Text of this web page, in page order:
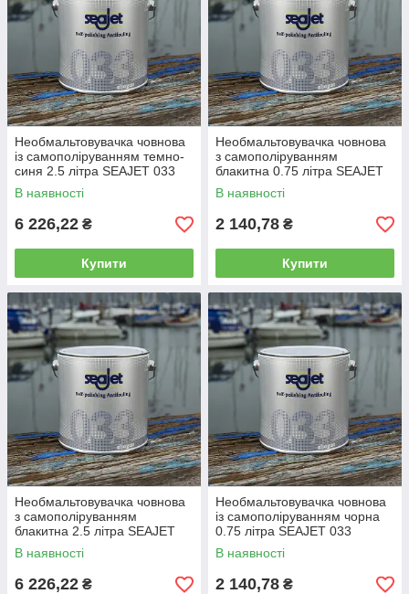
Необмальтовувачка човнова
із самополіруванням темно-
синя 2.5 літра SEAJET 033
SHOGUN
В наявності
6 226,22 ₴
Купити
Необмальтовувачка човнова
з самополіруванням
блакитна 0.75 літра SEAJET
033 SHOGUN
В наявності
2 140,78 ₴
Купити
Необмальтовувачка човнова
з самополіруванням
блакитна 2.5 літра SEAJET
033 SHOGUN
В наявності
6 226,22 ₴
Необмальтовувачка човнова
із самополіруванням чорна
0.75 літра SEAJET 033
SHOGUN
В наявності
2 140,78 ₴